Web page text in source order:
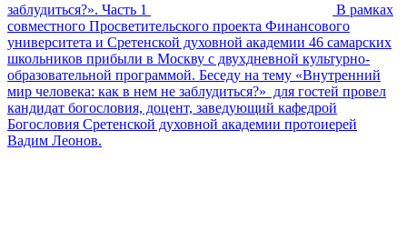
заблудиться?». Часть 1
В рамках
совместного Просветительского проекта Финансового
университета и Сретенской духовной академии 46 самарских
школьников прибыли в Москву с двухдневной культурно-
образовательной программой. Беседу на тему «Внутренний
мир человека: как в нем не заблудиться?» для гостей провел
кандидат богословия, доцент, заведующий кафедрой
Богословия Сретенской духовной академии протоиерей
Вадим Леонов.